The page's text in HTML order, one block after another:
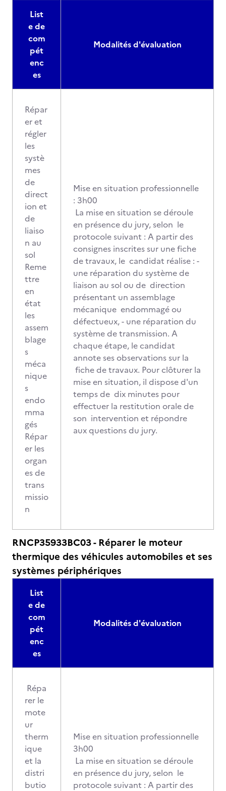
List
e de
com
pét
enc
es
Modalités d'évaluation
Répar
er et
régler
les
systè
mes
de
direct
ion et
de
liaiso
n au
sol
Reme
ttre
en
état
les
assem
blage
s
méca
nique
s
endo
mma
gés
Répar
er les
organ
es de
trans
missio
n
Mise en situation professionnelle
: 3h00
La mise en situation se déroule
en présence du jury, selon le
protocole suivant : A partir des
consignes inscrites sur une fiche
de travaux, le candidat réalise : -
une réparation du système de
liaison au sol ou de direction
présentant un assemblage
mécanique endommagé ou
défectueux, - une réparation du
système de transmission. A
chaque étape, le candidat
annote ses observations sur la
fiche de travaux. Pour clôturer la
mise en situation, il dispose d'un
temps de dix minutes pour
effectuer la restitution orale de
son intervention et répondre
aux questions du jury.
RNCP35933BC03 - Réparer le moteur
thermique des véhicules automobiles et ses
systèmes périphériques
List
e de
com
pét
enc
es
Modalités d'évaluation
Répa
rer le
mote
ur
therm
ique
et la
distri
butio
Mise en situation professionnelle
3h00
La mise en situation se déroule
en présence du jury, selon le
protocole suivant : A partir des